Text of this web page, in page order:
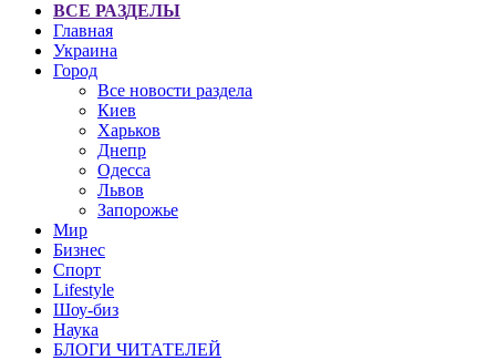
ВСЕ РАЗДЕЛЫ
Главная
Украина
Город
Все новости раздела
Киев
Харьков
Днепр
Одесса
Львов
Запорожье
Мир
Бизнес
Спорт
Lifestyle
Шоу-биз
Наука
БЛОГИ ЧИТАТЕЛЕЙ